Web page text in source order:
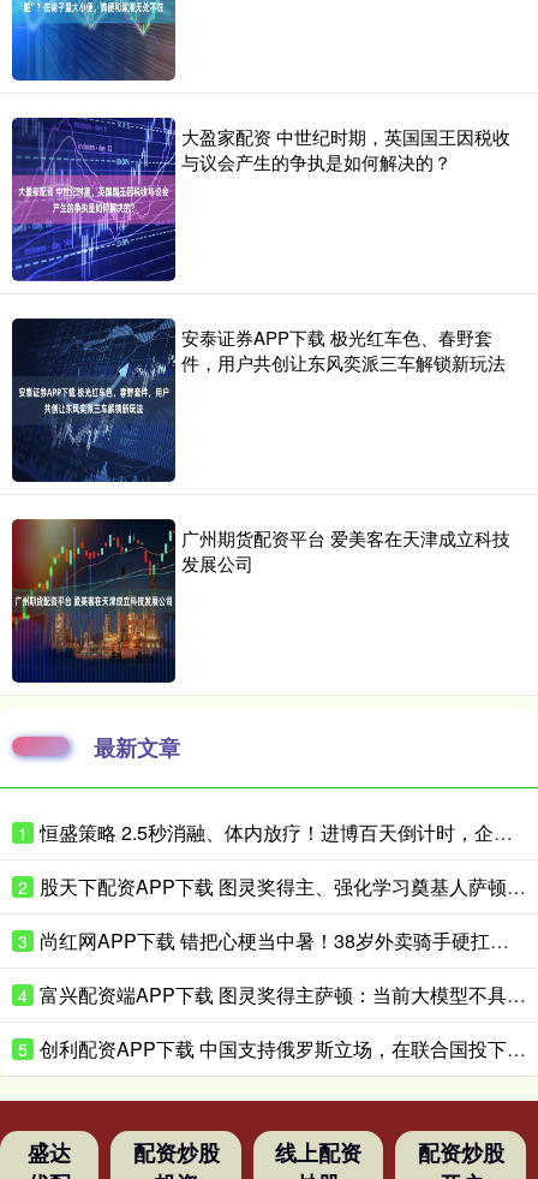
大盈家配资 中世纪时期，英国国王因税收
与议会产生的争执是如何解决的？
安泰证券APP下载 极光红车色、春野套
件，用户共创让东风奕派三车解锁新玩法
广州期货配资平台 爱美客在天津成立科技
发展公司
最新文章
1 恒盛策略 2.5秒消融、体内放疗！进博百天倒计时，企业亮出微创医疗硬核黑科技
2 股天下配资APP下载 图灵奖得主、强化学习奠基人萨顿：心理学是我的“秘密武器”
3 尚红网APP下载 错把心梗当中暑！38岁外卖骑手硬扛胸痛3小时，医生提醒来了！
4 富兴配资端APP下载 图灵奖得主萨顿：当前大模型不具备真实体验，到2040年有五成概率洞悉心智
5 创利配资APP下载 中国支持俄罗斯立场，在联合国投下反对票，为伊朗主持公道！
盛达
配资炒股
线上配资
配资炒股